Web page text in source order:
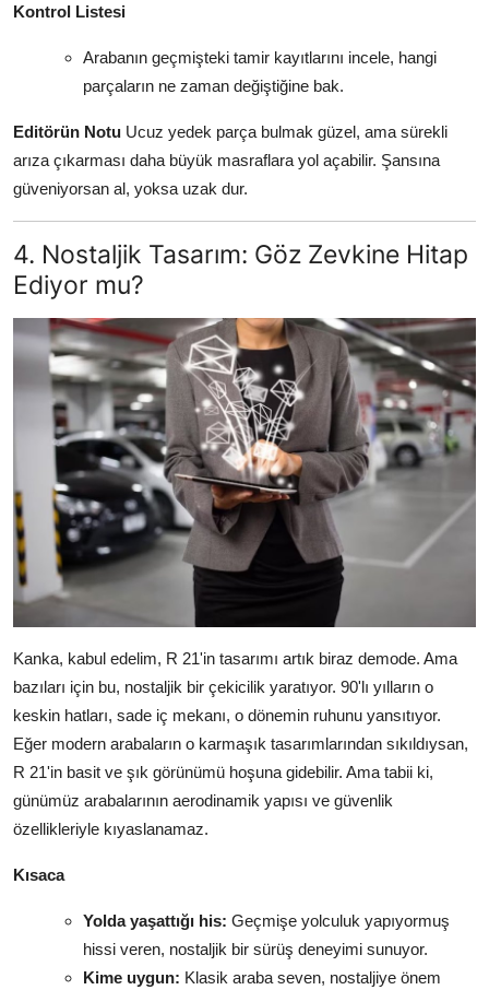
Kontrol Listesi
Arabanın geçmişteki tamir kayıtlarını incele, hangi
parçaların ne zaman değiştiğine bak.
Editörün Notu Ucuz yedek parça bulmak güzel, ama sürekli
arıza çıkarması daha büyük masraflara yol açabilir. Şansına
güveniyorsan al, yoksa uzak dur.
4. Nostaljik Tasarım: Göz Zevkine Hitap
Ediyor mu?
Kanka, kabul edelim, R 21'in tasarımı artık biraz demode. Ama
bazıları için bu, nostaljik bir çekicilik yaratıyor. 90'lı yılların o
keskin hatları, sade iç mekanı, o dönemin ruhunu yansıtıyor.
Eğer modern arabaların o karmaşık tasarımlarından sıkıldıysan,
R 21'in basit ve şık görünümü hoşuna gidebilir. Ama tabii ki,
günümüz arabalarının aerodinamik yapısı ve güvenlik
özellikleriyle kıyaslanamaz.
Kısaca
Yolda yaşattığı his: Geçmişe yolculuk yapıyormuş
hissi veren, nostaljik bir sürüş deneyimi sunuyor.
Kime uygun: Klasik araba seven, nostaljiye önem